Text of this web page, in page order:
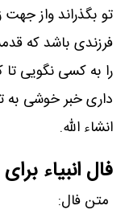
تو بگذراند واز جهت
فرزندی باشد که
را به کسی نگویی تا
داری خبر خوشی به
انشاء الله.
فال انبیاء
متن فال: